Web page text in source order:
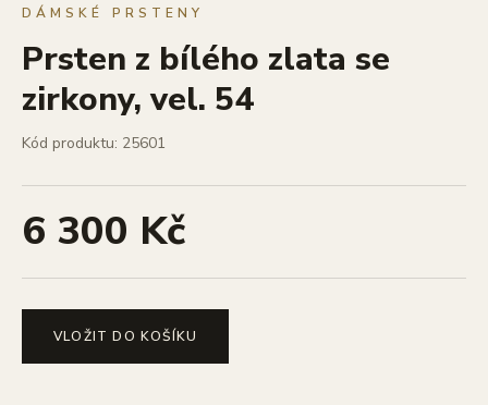
DÁMSKÉ PRSTENY
Prsten z bílého zlata se
zirkony, vel. 54
Kód produktu: 25601
6 300 Kč
VLOŽIT DO KOŠÍKU